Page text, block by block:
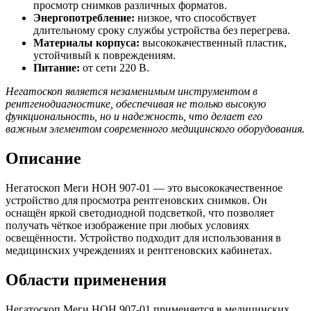
просмотр снимков различных форматов.
Энергопотребление: низкое, что способствует
длительному сроку службы устройства без перегрева.
Материалы корпуса: высококачественный пластик,
устойчивый к повреждениям.
Питание: от сети 220 В.
Негатоскоп является незаменимым инструментом в
рентгенодиагностике, обеспечивая не только высокую
функциональность, но и надежность, что делает его
важным элементом современного медицинского оборудования.
Описание
Негатоскоп Меги НОН 907-01 — это высококачественное
устройство для просмотра рентгеновских снимков. Он
оснащён яркой светодиодной подсветкой, что позволяет
получать чёткое изображение при любых условиях
освещённости. Устройство подходит для использования в
медицинских учреждениях и рентгеновских кабинетах.
Области применения